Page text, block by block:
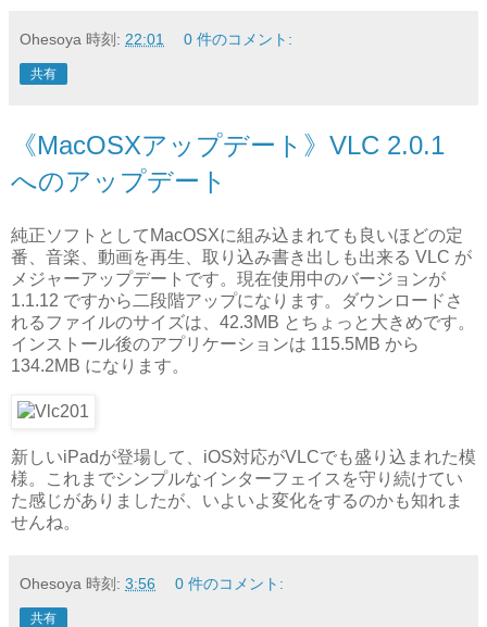
Ohesoya 時刻: 22:01 0 件のコメント:
共有
《MacOSXアップデート》VLC 2.0.1
へのアップデート
純正ソフトとしてMacOSXに組み込まれても良いほどの定
番、音楽、動画を再生、取り込み書き出しも出来る VLC が
メジャーアップデートです。現在使用中のバージョンが
1.1.12 ですから二段階アップになります。ダウンロードさ
れるファイルのサイズは、42.3MB とちょっと大きめです。
インストール後のアプリケーションは 115.5MB から
134.2MB になります。
新しいiPadが登場して、iOS対応がVLCでも盛り込まれた模
様。これまでシンプルなインターフェイスを守り続けてい
た感じがありましたが、いよいよ変化をするのかも知れま
せんね。
Ohesoya 時刻: 3:56 0 件のコメント:
共有